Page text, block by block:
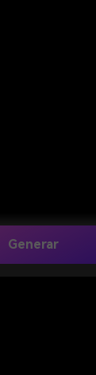
Generar